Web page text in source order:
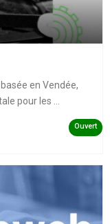
en Vendée,
pour les ...
Ouvert